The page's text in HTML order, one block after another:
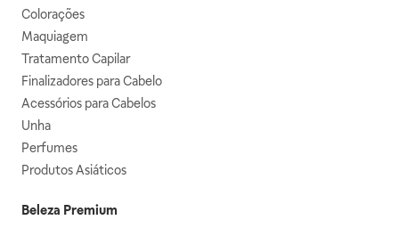
Colorações
Maquiagem
Tratamento Capilar
Finalizadores para Cabelo
Acessórios para Cabelos
Unha
Perfumes
Produtos Asiáticos
Beleza Premium